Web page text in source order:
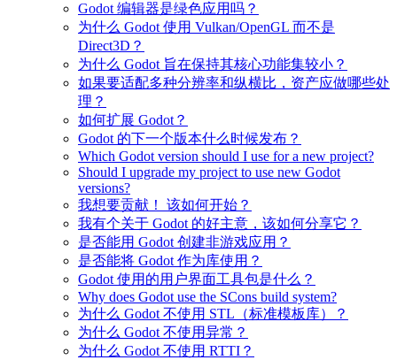
Godot 编辑器是绿色应用吗？
为什么 Godot 使用 Vulkan/OpenGL 而不是
Direct3D？
为什么 Godot 旨在保持其核心功能集较小？
如果要适配多种分辨率和纵横比，资产应做哪些处
理？
如何扩展 Godot？
Godot 的下一个版本什么时候发布？
Which Godot version should I use for a new project?
Should I upgrade my project to use new Godot
versions?
我想要贡献！ 该如何开始？
我有个关于 Godot 的好主意，该如何分享它？
是否能用 Godot 创建非游戏应用？
是否能将 Godot 作为库使用？
Godot 使用的用户界面工具包是什么？
Why does Godot use the SCons build system?
为什么 Godot 不使用 STL（标准模板库）？
为什么 Godot 不使用异常？
为什么 Godot 不使用 RTTI？